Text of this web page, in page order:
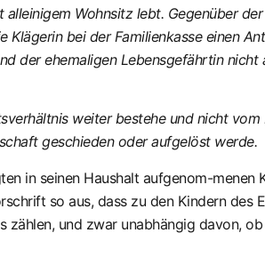
Wohnsitz lebt. Gegenüber
Klägerin bei der Familienkasse einen
der ehemaligen Lebensgefährtin
weiter bestehe und nicht
geschieden oder aufgelöst werde.
in seinen Haushalt aufgenom-
so aus, dass zu den Kindern
und zwar unabhängig davon,